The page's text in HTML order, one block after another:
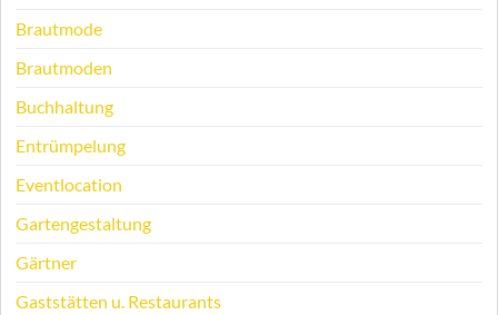
Brautmode
Brautmoden
Buchhaltung
Entrümpelung
Eventlocation
Gartengestaltung
Gärtner
Gaststätten u. Restaurants